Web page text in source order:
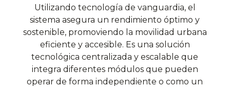
Utilizando tecnología de vanguardia, el
sistema asegura un rendimiento óptimo y
sostenible, promoviendo la movilidad urbana
eficiente y accesible. Es una solución
tecnológica centralizada y escalable que
integra diferentes módulos que pueden
operar de forma independiente o como un